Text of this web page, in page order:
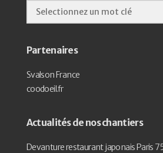
Partenaires
Svalson France
coodoeil.fr
Actualités de nos chantiers
Devanture restaurant japonais Paris